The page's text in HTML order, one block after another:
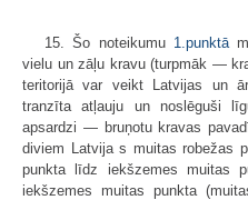
15. Šo noteikumu 1.punktā
vielu un zāļu kravu (turpmāk —
teritorijā var veikt Latvijas un
tranzīta atļauju un noslēguši
apsardzi — bruņotu kravas
diviem Latvija s muitas robežas
punkta līdz iekšzemes muitas
iekšzemes muitas punkta